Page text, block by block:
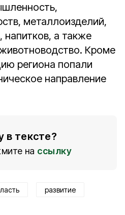
металлоизделий,
напитков, а также
Кроме
региона попали
направление
в тексте?
на ссылку
развитие